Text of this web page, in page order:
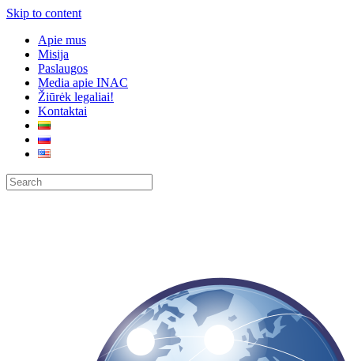
Skip to content
Apie mus
Misija
Paslaugos
Media apie INAC
Žiūrėk legaliai!
Kontaktai